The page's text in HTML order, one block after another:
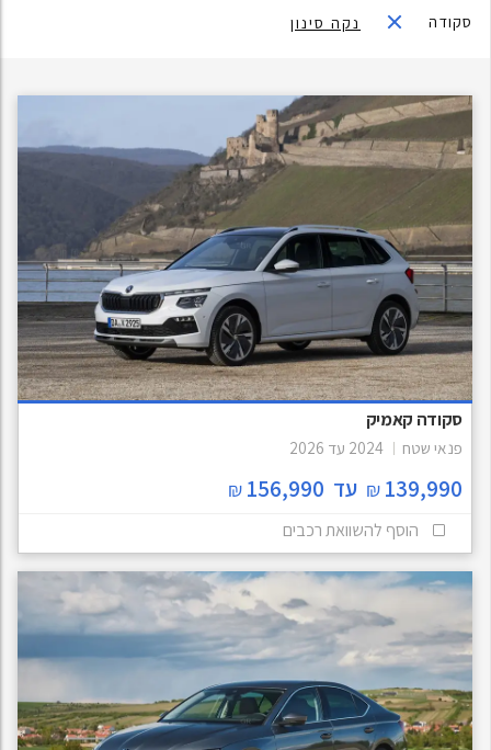
הפוליטי בצ'כיה לאחר מלחמת העולם השנייה בודדה סקודה מהעולם
המערביות אך הפלת המשטר הקומוניסטי במערב אירופה בשנת 1989
הביאה איתה אפשרויות חדשות וכך פולקסווגן ורנו הציעו לרכוש את חברת
סקודה, פולקסווגן נבחרה ע"י ממשלת צ'כיה לחברה שתרכוש את סקודה
ותפעל לקידומה בשוק הבינלאומי. בשנת 2000 הושלמה רכישת סקודה
ע"י קבוצת פולקסווגן. בשנת 2011 נמכרו 879,200 מרכבי החברה ברחבי
העולם. היבואן הרשמי בארץ הוא צ'מפיון מוטורס שהחל ביבוא סדיר לארץ
משנת 1996, עד אז היה היבואן איש העסקים שלמה שמלצר. כיום סקודה
שולטת בשוק המוניות בישראל ומהווה כרבע מצי הרכב של משטרת
ישראל. בשנים 1996 עד 2011 נמכרו בישראל כ-63,000 מכוניות מתוצרת
סקודה, מתוכן 9,221 בשנת 2011 לבדה.
סקודה נקה סינון
סקודה קאמיק
פנאי שטח 2024 עד 2026
139,990
₪ עד 156,990
₪
הוסף להשוואת רכבים